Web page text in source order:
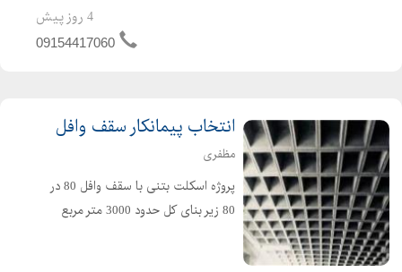
رشته های مهندسی با حداقل 3 سال
سابقه کارمستند به بیمه تامین اجتماعی
4 روز پیش
09154417060
انتخاب پیمانکار سقف وافل
مظفری
پروژه اسکلت بتنی با سقف وافل 80 در
80 زیر بنای کل حدود 3000 متر مربع